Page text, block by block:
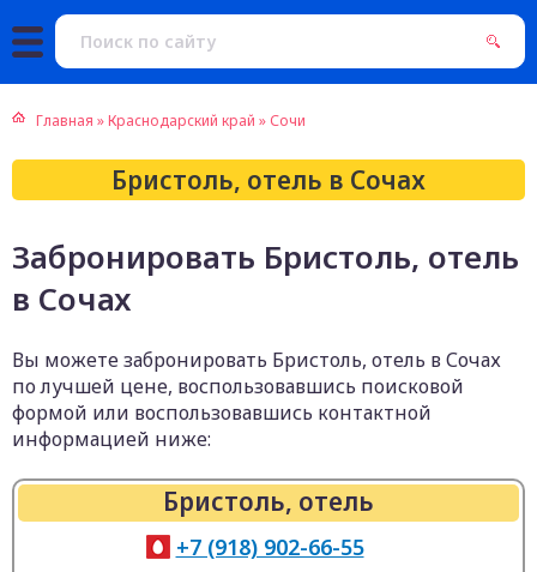
Главная »Краснодарский край » Сочи
Бристоль, отель в Сочах
Забронировать Бристоль, отель
в Сочах
Вы можете забронировать Бристоль, отель в Сочах
по лучшей цене, воспользовавшись поисковой
формой или воспользовавшись контактной
информацией ниже:
Бристоль, отель
+7 (918) 902-66-55